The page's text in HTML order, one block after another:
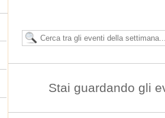
Stai guardando gli